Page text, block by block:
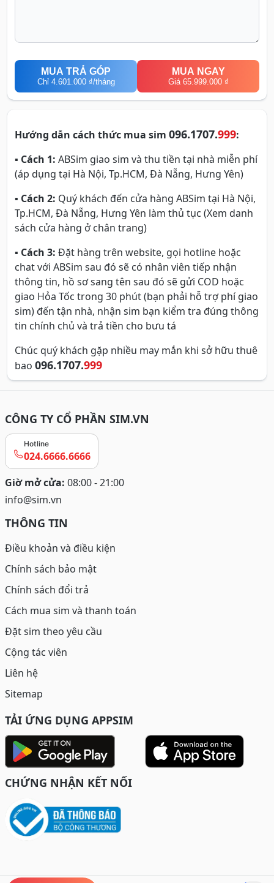
MUA TRẢ GÓP
Chỉ 4.601.000 ₫/tháng
MUA NGAY
Giá 65.999.000 ₫
Hướng dẫn cách thức mua sim 096.1707.999:
▪ Cách 1: ABSim giao sim và thu tiền tại nhà miễn phí
(áp dụng tại Hà Nội, Tp.HCM, Đà Nẵng, Hưng Yên)
▪ Cách 2: Quý khách đến cửa hàng ABSim tại Hà Nội,
Tp.HCM, Đà Nẵng, Hưng Yên làm thủ tục (Xem danh
sách cửa hàng ở chân trang)
▪ Cách 3: Đặt hàng trên website, gọi hotline hoặc
chat với ABSim sau đó sẽ có nhân viên tiếp nhận
thông tin, hồ sơ sang tên sau đó sẽ gửi COD hoặc
giao Hỏa Tốc trong 30 phút (bạn phải hỗ trợ phí giao
sim) đến tận nhà, nhận sim bạn kiểm tra đúng thông
tin chính chủ và trả tiền cho bưu tá
Chúc quý khách gặp nhiều may mắn khi sở hữu thuê
bao 096.1707.999
CÔNG TY CỔ PHẦN SIM.VN
Hotline
024.6666.6666
Giờ mở cửa: 08:00 - 21:00
info@sim.vn
THÔNG TIN
Điều khoản và điều kiện
Chính sách bảo mật
Chính sách đổi trả
Cách mua sim và thanh toán
Đặt sim theo yêu cầu
Cộng tác viên
Liên hệ
Sitemap
TẢI ỨNG DỤNG APPSIM
CHỨNG NHẬN KẾT NỐI